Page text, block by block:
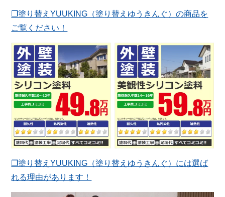
❐塗り替えYUUKING（塗り替えゆうきんぐ）の商品を
ご覧ください！
❐塗り替えYUUKING（塗り替えゆうきんぐ）には選ば
れる理由があります！